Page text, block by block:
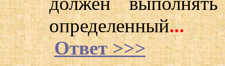
определенный...
Ответ >>>